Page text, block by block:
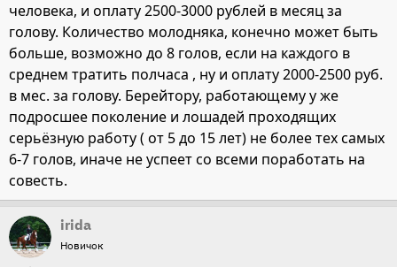
человека, и оплату 2500-3000 рублей в месяц за
голову. Количество молодняка, конечно может быть
больше, возможно до 8 голов, если на каждого в
среднем тратить полчаса , ну и оплату 2000-2500 руб.
в мес. за голову. Берейтору, работающему у же
подросшее поколение и лошадей проходящих
серьёзную работу ( от 5 до 15 лет) не более тех самых
6-7 голов, иначе не успеет со всеми поработать на
совесть.
irida
Новичок